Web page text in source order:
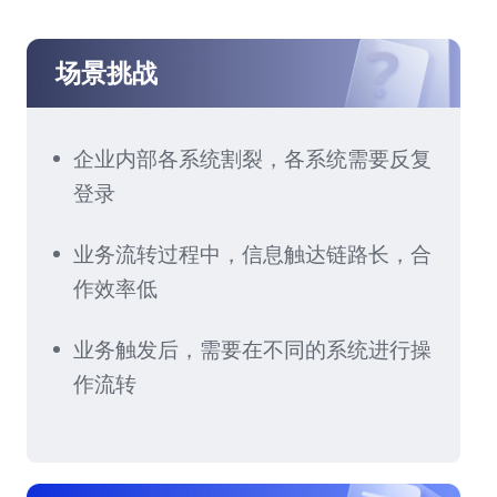
场景挑战
企业内部各系统割裂，各系统需要反复
登录
业务流转过程中，信息触达链路长，合
作效率低
业务触发后，需要在不同的系统进行操
作流转